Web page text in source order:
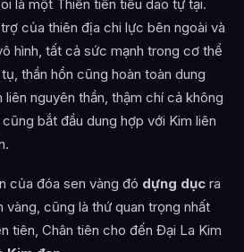
là một Thiên tiên tiêu dao tự tại.
của thiên địa chi lực bên ngoài và
hình, tất cả sức mạnh trong cơ thể
thần hồn cũng hoàn toàn dung
liên nguyên thần, thậm chí cả không
bắt đầu dung hợp với Kim liên
của đóa sen vàng đó dựng dục ra
vàng, cũng là thứ quan trọng nhất
tiên, Chân tiên cho đến Đại La Kim